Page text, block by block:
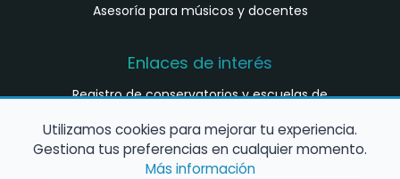
Asesoría para músicos y docentes
Enlaces de interés
Registro de conservatorios y escuelas de
Configura alertas de empleo
Utilizamos cookies para mejorar tu experiencia.
Gestiona tus preferencias en cualquier momento.
Más información